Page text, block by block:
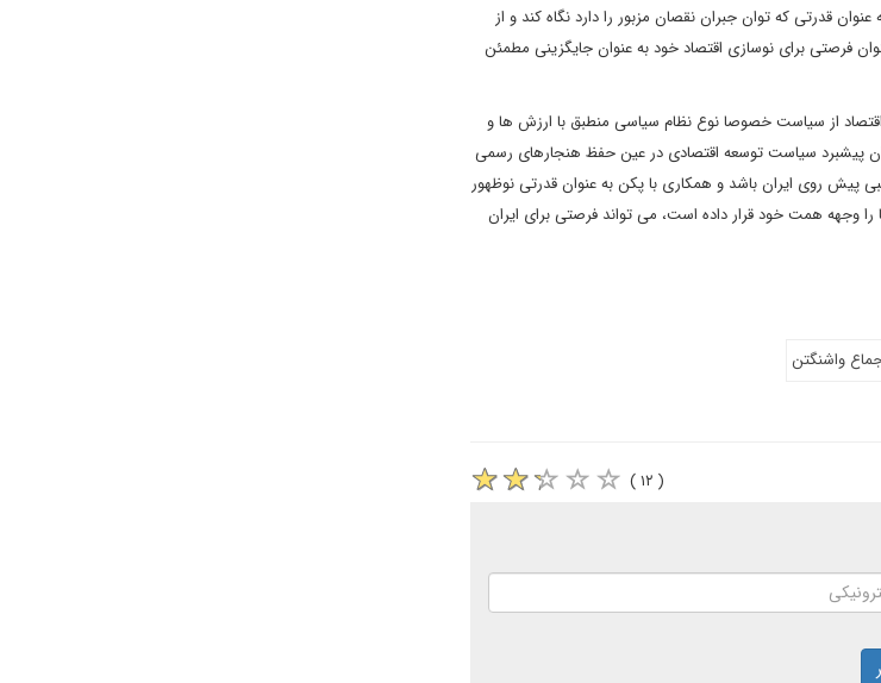
قدرتی که توان جبران نقصان مزبور را دارد نگاه کند و از
فرصتی برای نوسازی اقتصاد خود به عنوان جایگزینی مطمئن
از سیاست خصوصا نوع نظام سیاسی منطبق با ارزش ها و
پیشبرد سیاست توسعه اقتصادی در عین حفظ هنجارهای رسمی
پیش روی ایران باشد و همکاری با پکن به عنوان قدرتی نوظهور
وجهه همت خود قرار داده است، می تواند فرصتی برای ایران
واشنگتن
( ۱۲ )